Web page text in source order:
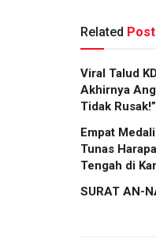
Related
Viral Talud
Akhirnya
Tidak Rusak!”
Empat
Tunas
Tengah di
SURAT AN-